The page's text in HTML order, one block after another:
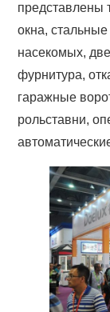
представлены
окна,
насекомых,
фурнитура,
гаражные
рольставни,